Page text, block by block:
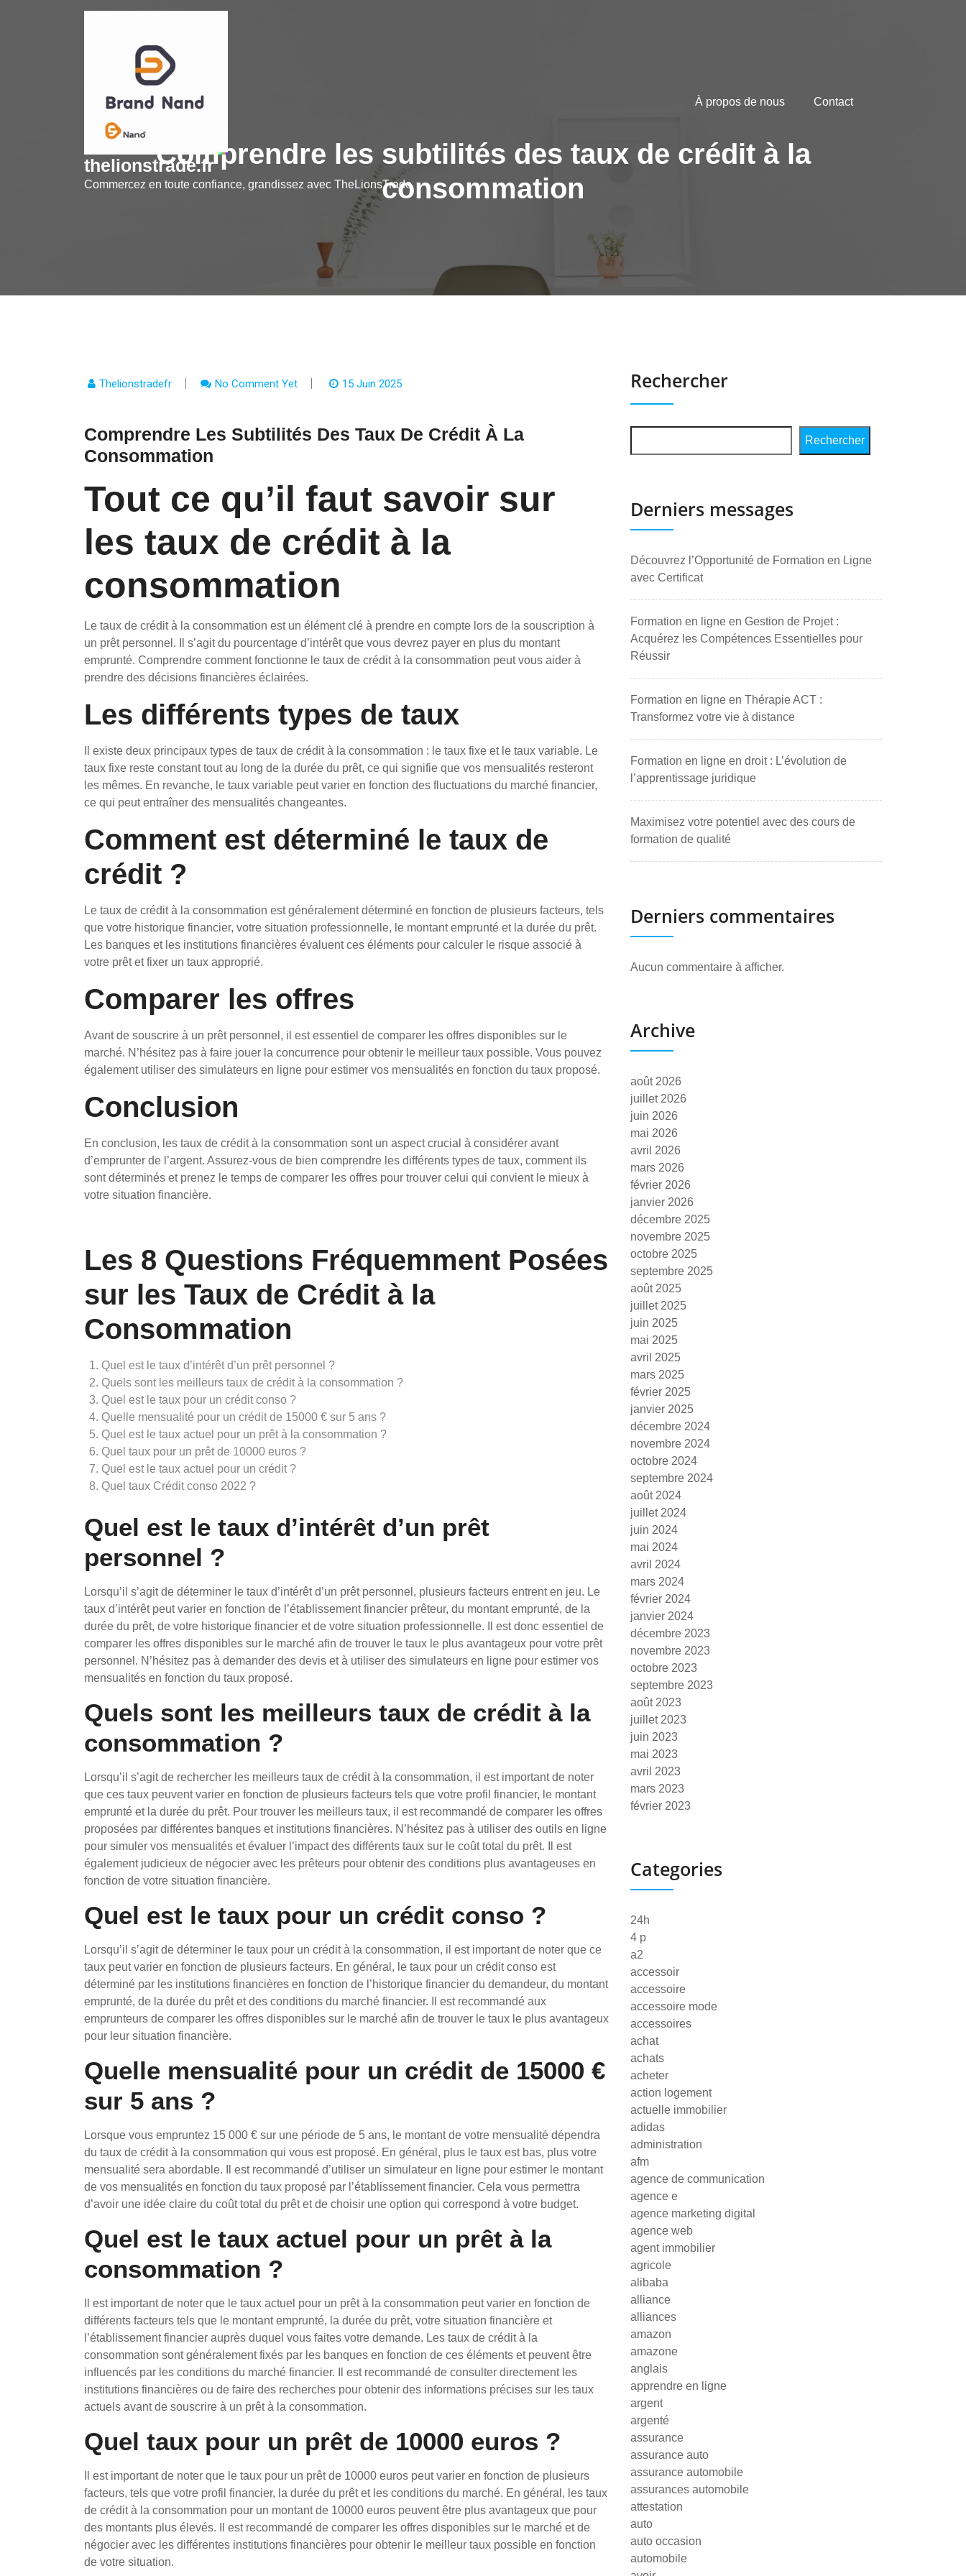
thelionstrade.fr
Commercez en toute confiance, grandissez avec TheLionsTrade
À propos de nous Contact
Comprendre les subtilités des taux de crédit à la
consommation
Thelionstradefr No Comment Yet 15 Juin 2025
Comprendre Les Subtilités Des Taux De Crédit À La
Consommation
Tout ce qu’il faut savoir sur
les taux de crédit à la
consommation
Le taux de crédit à la consommation est un élément clé à prendre en compte lors de la souscription à
un prêt personnel. Il s’agit du pourcentage d’intérêt que vous devrez payer en plus du montant
emprunté. Comprendre comment fonctionne le taux de crédit à la consommation peut vous aider à
prendre des décisions financières éclairées.
Les différents types de taux
Il existe deux principaux types de taux de crédit à la consommation : le taux fixe et le taux variable. Le
taux fixe reste constant tout au long de la durée du prêt, ce qui signifie que vos mensualités resteront
les mêmes. En revanche, le taux variable peut varier en fonction des fluctuations du marché financier,
ce qui peut entraîner des mensualités changeantes.
Comment est déterminé le taux de
crédit ?
Le taux de crédit à la consommation est généralement déterminé en fonction de plusieurs facteurs, tels
que votre historique financier, votre situation professionnelle, le montant emprunté et la durée du prêt.
Les banques et les institutions financières évaluent ces éléments pour calculer le risque associé à
votre prêt et fixer un taux approprié.
Comparer les offres
Avant de souscrire à un prêt personnel, il est essentiel de comparer les offres disponibles sur le
marché. N’hésitez pas à faire jouer la concurrence pour obtenir le meilleur taux possible. Vous pouvez
également utiliser des simulateurs en ligne pour estimer vos mensualités en fonction du taux proposé.
Conclusion
En conclusion, les taux de crédit à la consommation sont un aspect crucial à considérer avant
d’emprunter de l’argent. Assurez-vous de bien comprendre les différents types de taux, comment ils
sont déterminés et prenez le temps de comparer les offres pour trouver celui qui convient le mieux à
votre situation financière.
Les 8 Questions Fréquemment Posées
sur les Taux de Crédit à la
Consommation
Quel est le taux d’intérêt d’un prêt personnel ?
Quels sont les meilleurs taux de crédit à la consommation ?
Quel est le taux pour un crédit conso ?
Quelle mensualité pour un crédit de 15000 € sur 5 ans ?
Quel est le taux actuel pour un prêt à la consommation ?
Quel taux pour un prêt de 10000 euros ?
Quel est le taux actuel pour un crédit ?
Quel taux Crédit conso 2022 ?
Quel est le taux d’intérêt d’un prêt
personnel ?
Lorsqu’il s’agit de déterminer le taux d’intérêt d’un prêt personnel, plusieurs facteurs entrent en jeu. Le
taux d’intérêt peut varier en fonction de l’établissement financier prêteur, du montant emprunté, de la
durée du prêt, de votre historique financier et de votre situation professionnelle. Il est donc essentiel de
comparer les offres disponibles sur le marché afin de trouver le taux le plus avantageux pour votre prêt
personnel. N’hésitez pas à demander des devis et à utiliser des simulateurs en ligne pour estimer vos
mensualités en fonction du taux proposé.
Quels sont les meilleurs taux de crédit à la
consommation ?
Lorsqu’il s’agit de rechercher les meilleurs taux de crédit à la consommation, il est important de noter
que ces taux peuvent varier en fonction de plusieurs facteurs tels que votre profil financier, le montant
emprunté et la durée du prêt. Pour trouver les meilleurs taux, il est recommandé de comparer les offres
proposées par différentes banques et institutions financières. N’hésitez pas à utiliser des outils en ligne
pour simuler vos mensualités et évaluer l’impact des différents taux sur le coût total du prêt. Il est
également judicieux de négocier avec les prêteurs pour obtenir des conditions plus avantageuses en
fonction de votre situation financière.
Quel est le taux pour un crédit conso ?
Lorsqu’il s’agit de déterminer le taux pour un crédit à la consommation, il est important de noter que ce
taux peut varier en fonction de plusieurs facteurs. En général, le taux pour un crédit conso est
déterminé par les institutions financières en fonction de l’historique financier du demandeur, du montant
emprunté, de la durée du prêt et des conditions du marché financier. Il est recommandé aux
emprunteurs de comparer les offres disponibles sur le marché afin de trouver le taux le plus avantageux
pour leur situation financière.
Quelle mensualité pour un crédit de 15000 €
sur 5 ans ?
Lorsque vous empruntez 15 000 € sur une période de 5 ans, le montant de votre mensualité dépendra
du taux de crédit à la consommation qui vous est proposé. En général, plus le taux est bas, plus votre
mensualité sera abordable. Il est recommandé d’utiliser un simulateur en ligne pour estimer le montant
de vos mensualités en fonction du taux proposé par l’établissement financier. Cela vous permettra
d’avoir une idée claire du coût total du prêt et de choisir une option qui correspond à votre budget.
Quel est le taux actuel pour un prêt à la
consommation ?
Il est important de noter que le taux actuel pour un prêt à la consommation peut varier en fonction de
différents facteurs tels que le montant emprunté, la durée du prêt, votre situation financière et
l’établissement financier auprès duquel vous faites votre demande. Les taux de crédit à la
consommation sont généralement fixés par les banques en fonction de ces éléments et peuvent être
influencés par les conditions du marché financier. Il est recommandé de consulter directement les
institutions financières ou de faire des recherches pour obtenir des informations précises sur les taux
actuels avant de souscrire à un prêt à la consommation.
Quel taux pour un prêt de 10000 euros ?
Il est important de noter que le taux pour un prêt de 10000 euros peut varier en fonction de plusieurs
facteurs, tels que votre profil financier, la durée du prêt et les conditions du marché. En général, les taux
de crédit à la consommation pour un montant de 10000 euros peuvent être plus avantageux que pour
des montants plus élevés. Il est recommandé de comparer les offres disponibles sur le marché et de
négocier avec les différentes institutions financières pour obtenir le meilleur taux possible en fonction
de votre situation.
Rechercher
Rechercher
Derniers messages
Découvrez l’Opportunité de Formation en Ligne
avec Certificat
Formation en ligne en Gestion de Projet :
Acquérez les Compétences Essentielles pour
Réussir
Formation en ligne en Thérapie ACT :
Transformez votre vie à distance
Formation en ligne en droit : L’évolution de
l’apprentissage juridique
Maximisez votre potentiel avec des cours de
formation de qualité
Derniers commentaires
Aucun commentaire à afficher.
Archive
août 2026
juillet 2026
juin 2026
mai 2026
avril 2026
mars 2026
février 2026
janvier 2026
décembre 2025
novembre 2025
octobre 2025
septembre 2025
août 2025
juillet 2025
juin 2025
mai 2025
avril 2025
mars 2025
février 2025
janvier 2025
décembre 2024
novembre 2024
octobre 2024
septembre 2024
août 2024
juillet 2024
juin 2024
mai 2024
avril 2024
mars 2024
février 2024
janvier 2024
décembre 2023
novembre 2023
octobre 2023
septembre 2023
août 2023
juillet 2023
juin 2023
mai 2023
avril 2023
mars 2023
février 2023
Categories
24h
4 p
a2
accessoir
accessoire
accessoire mode
accessoires
achat
achats
acheter
action logement
actuelle immobilier
adidas
administration
afm
agence de communication
agence e
agence marketing digital
agence web
agent immobilier
agricole
alibaba
alliance
alliances
amazon
amazone
anglais
apprendre en ligne
argent
argenté
assurance
assurance auto
assurance automobile
assurances automobile
attestation
auto
auto occasion
automobile